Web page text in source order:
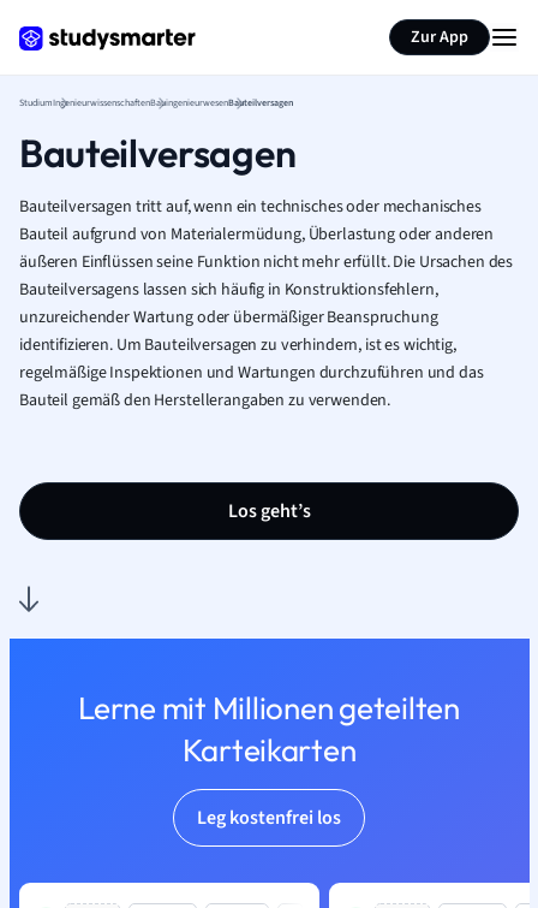
Zur App
StudiumIngenieurwissenschaftenBauingenieurwesenBauteilversagen
Bauteilversagen
Bauteilversagen tritt auf, wenn ein technisches oder mechanisches
Bauteil aufgrund von Materialermüdung, Überlastung oder anderen
äußeren Einflüssen seine Funktion nicht mehr erfüllt. Die Ursachen des
Bauteilversagens lassen sich häufig in Konstruktionsfehlern,
unzureichender Wartung oder übermäßiger Beanspruchung
identifizieren. Um Bauteilversagen zu verhindern, ist es wichtig,
regelmäßige Inspektionen und Wartungen durchzuführen und das
Bauteil gemäß den Herstellerangaben zu verwenden.
Los geht’s
Lerne mit Millionen geteilten
Karteikarten
Leg kostenfrei los